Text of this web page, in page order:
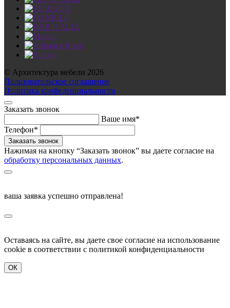
© Архитектура мебели 2026
Пользовательское соглашение
Политика конфеденциальности
Заказать звонок
Ваше имя*
Телефон*
Нажимая на кнопку “Заказать звонок” вы даете согласие на
обработку персональных данных.
ваша заявка успешно отправлена!
Оставаясь на сайте, вы даете свое согласие на использование
cookie в соответствии c политикой конфиденциальности
ОК